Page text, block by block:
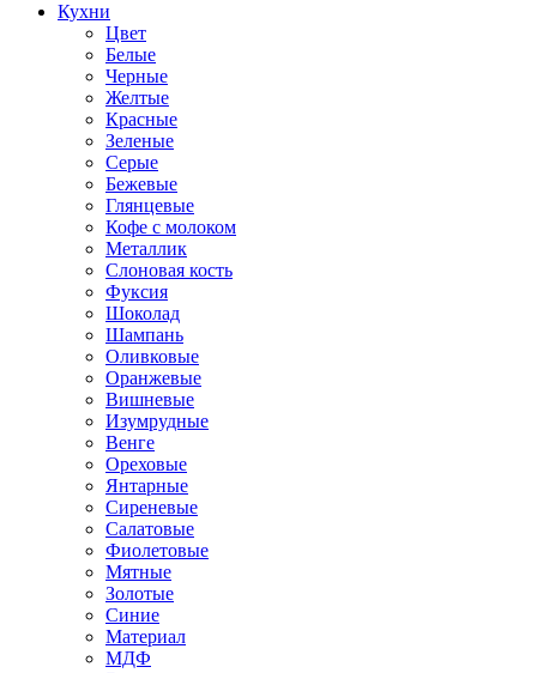
Кухни
Цвет
Белые
Черные
Желтые
Красные
Зеленые
Серые
Бежевые
Глянцевые
Кофе с молоком
Металлик
Слоновая кость
Фуксия
Шоколад
Шампань
Оливковые
Оранжевые
Вишневые
Изумрудные
Венге
Ореховые
Янтарные
Сиреневые
Салатовые
Фиолетовые
Мятные
Золотые
Синие
Материал
МДФ